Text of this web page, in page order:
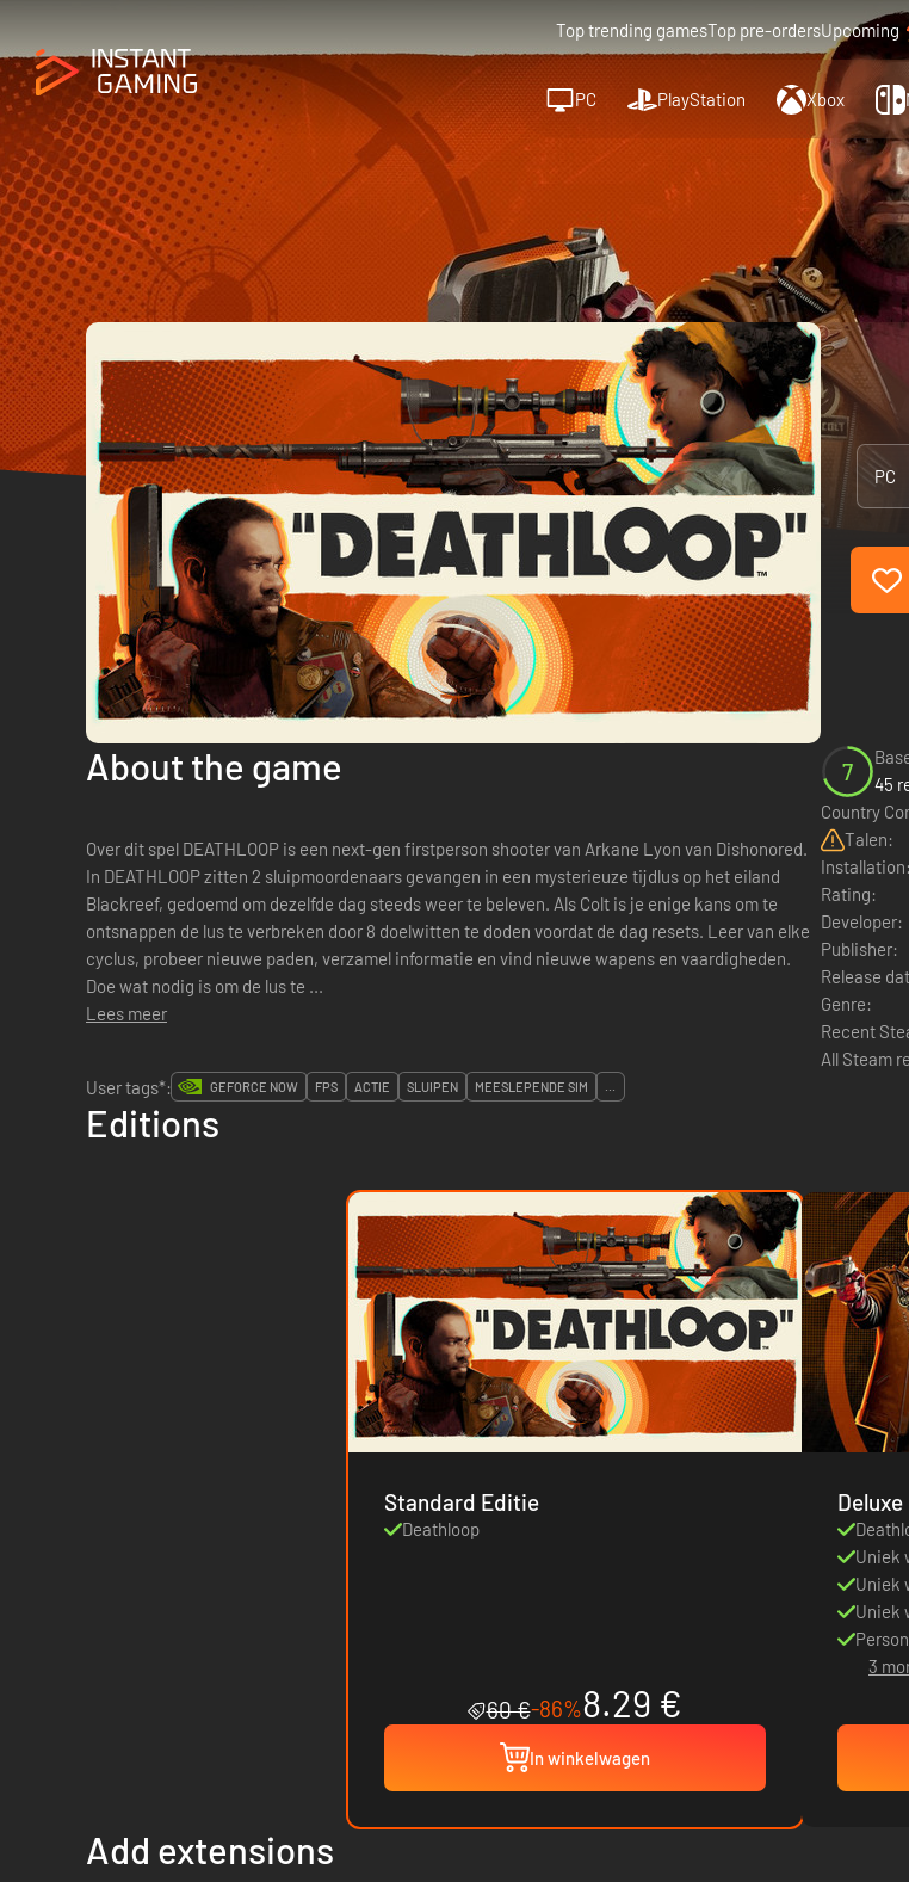
Top trending gamesTop pre-ordersUpcoming
PC PlayStation Xbox
PC
About the game
Over dit spel DEATHLOOP is een next-gen firstperson shooter van Arkane Lyon van Dishonored.
In DEATHLOOP zitten 2 sluipmoordenaars gevangen in een mysterieuze tijdlus op het eiland
Blackreef, gedoemd om dezelfde dag steeds weer te beleven. Als Colt is je enige kans om te
ontsnappen de lus te verbreken door 8 doelwitten te doden voordat de dag resets. Leer van elke
cyclus, probeer nieuwe paden, verzamel informatie en vind nieuwe wapens en vaardigheden.
Doe wat nodig is om de lus te ...
Lees meer
7
45
Country
Talen:
Installation:
Rating:
Developer:
Publisher:
Release
Genre:
Recent
All Steam
User tags*:
GEFORCE NOW FPS ACTIE SLUIPEN MEESLEPENDE SIM ...
Editions
Standard Editie
Deathloop
60 €-86%8.29 €
In winkelwagen
Uniek
Uniek
Uniek
3
Add extensions